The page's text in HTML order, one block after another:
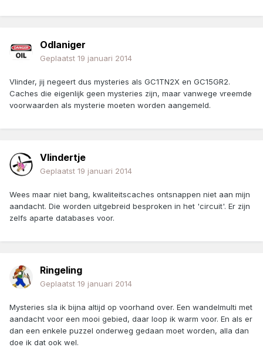
Odlaniger
Geplaatst 19 januari 2014
Vlinder, jij negeert dus mysteries als GC1TN2X en GC15GR2.
Caches die eigenlijk geen mysteries zijn, maar vanwege vreemde
voorwaarden als mysterie moeten worden aangemeld.
Vlindertje
Geplaatst 19 januari 2014
Wees maar niet bang, kwaliteitscaches ontsnappen niet aan mijn
aandacht. Die worden uitgebreid besproken in het 'circuit'. Er zijn
zelfs aparte databases voor.
Ringeling
Geplaatst 19 januari 2014
Mysteries sla ik bijna altijd op voorhand over. Een wandelmulti met
aandacht voor een mooi gebied, daar loop ik warm voor. En als er
dan een enkele puzzel onderweg gedaan moet worden, alla dan
doe ik dat ook wel.